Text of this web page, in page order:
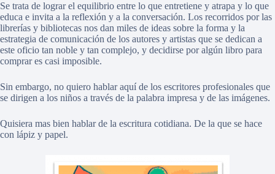
Se trata de lograr el equilibrio entre lo que entretiene y atrapa y lo que
educa e invita a la reflexión y a la conversación. Los recorridos por las
librerías y bibliotecas nos dan miles de ideas sobre la forma y la
estrategia de comunicación de los autores y artistas que se dedican a
este oficio tan noble y tan complejo, y decidirse por algún libro para
comprar es casi imposible.
Sin embargo, no quiero hablar aquí de los escritores profesionales que
se dirigen a los niños a través de la palabra impresa y de las imágenes.
Quisiera mas bien hablar de la escritura cotidiana. De la que se hace
con lápiz y papel.